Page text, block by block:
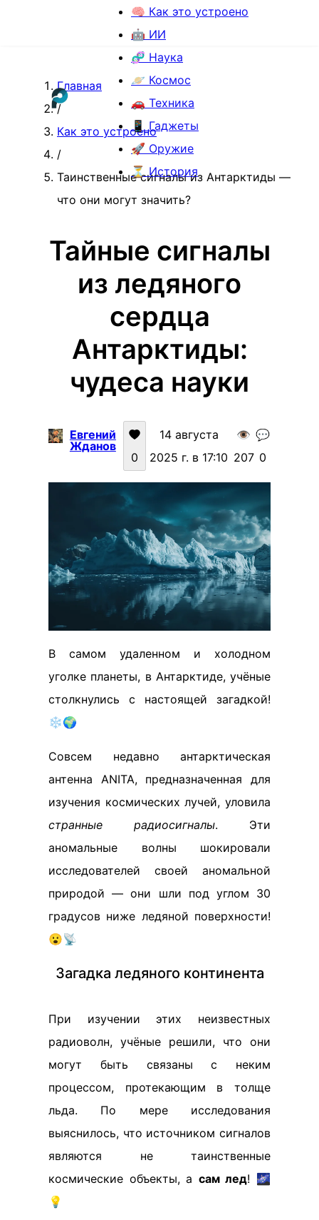
🧠 Как это устроено
🤖 ИИ
🧬 Наука
🪐 Космос
🚗 Техника
📱 Гаджеты
🚀 Оружие
⏳ История
Главная
/
Как это устроено
/
Таинственные сигналы из Антарктиды —
что они могут значить?
Тайные сигналы
из ледяного
сердца
Антарктиды:
чудеса науки
Евгений
Жданов
0
14 августа
2025 г. в 17:10
👁️
207
💬
0
В самом удаленном и холодном
уголке планеты, в Антарктиде, учёные
столкнулись с настоящей загадкой!
❄️🌍
Совсем недавно антарктическая
антенна ANITA, предназначенная для
изучения космических лучей, уловила
странные радиосигналы. Эти
аномальные волны шокировали
исследователей своей аномальной
природой — они шли под углом 30
градусов ниже ледяной поверхности!
😮📡
Загадка ледяного континента
При изучении этих неизвестных
радиоволн, учёные решили, что они
могут быть связаны с неким
процессом, протекающим в толще
льда. По мере исследования
выяснилось, что источником сигналов
являются не таинственные
космические объекты, а сам лед! 🌌
💡